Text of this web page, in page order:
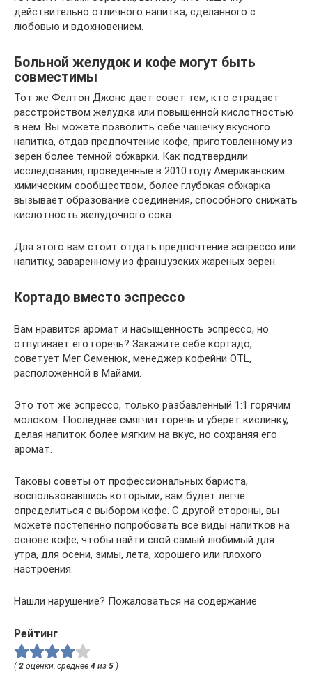
действительно отличного напитка, сделанного с
любовью и вдохновением.
Больной желудок и кофе могут быть
совместимы
Тот же Фелтон Джонс дает совет тем, кто страдает
расстройством желудка или повышенной кислотностью
в нем. Вы можете позволить себе чашечку вкусного
напитка, отдав предпочтение кофе, приготовленному из
зерен более темной обжарки. Как подтвердили
исследования, проведенные в 2010 году Американским
химическим сообществом, более глубокая обжарка
вызывает образование соединения, способного снижать
кислотность желудочного сока.
Для этого вам стоит отдать предпочтение эспрессо или
напитку, заваренному из французских жареных зерен.
Кортадо вместо эспрессо
Вам нравится аромат и насыщенность эспрессо, но
отпугивает его горечь? Закажите себе кортадо,
советует Мег Семенюк, менеджер кофейни OTL,
расположенной в Майами.
Это тот же эспрессо, только разбавленный 1:1 горячим
молоком. Последнее смягчит горечь и уберет кислинку,
делая напиток более мягким на вкус, но сохраняя его
аромат.
Таковы советы от профессиональных бариста,
воспользовавшись которыми, вам будет легче
определиться с выбором кофе. С другой стороны, вы
можете постепенно попробовать все виды напитков на
основе кофе, чтобы найти свой самый любимый для
утра, для осени, зимы, лета, хорошего или плохого
настроения.
Нашли нарушение? Пожаловаться на содержание
Рейтинг
( 2 оценки, среднее 4 из 5 )